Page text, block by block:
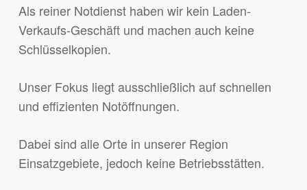
Als reiner Notdienst haben wir kein Laden-
Verkaufs-Geschäft und machen auch keine
Schlüsselkopien.
Unser Fokus liegt ausschließlich auf schnellen
und effizienten Notöffnungen.
Dabei sind alle Orte in unserer Region
Einsatzgebiete, jedoch keine Betriebsstätten.